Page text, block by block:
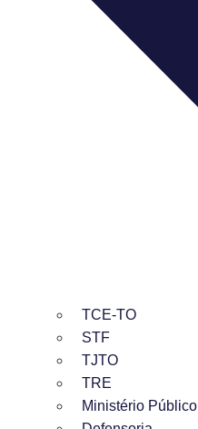
TCE-TO
STF
TJTO
TRE
Ministério Público